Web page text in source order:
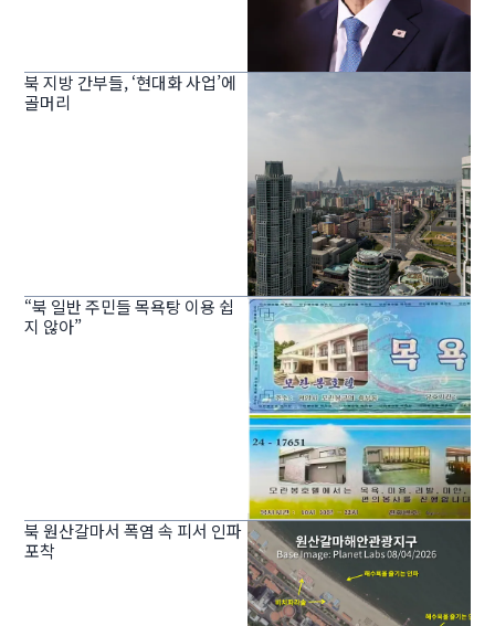
북 지방 간부들, ‘현대화 사업’에
골머리
“북 일반 주민들 목욕탕 이용 쉽
지 않아”
북 원산갈마서 폭염 속 피서 인파
포착